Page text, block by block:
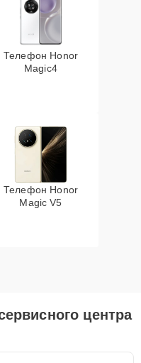
Телефон Honor
Magic4
Телефон Honor
Magic V5
центра